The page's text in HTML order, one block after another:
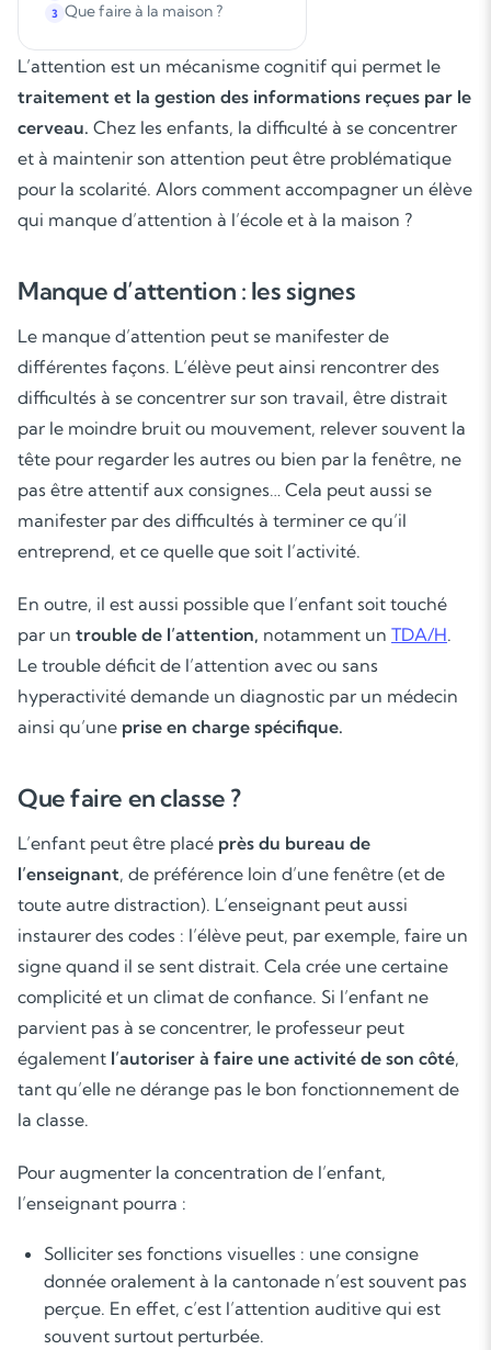
3 Que faire à la maison ?
L’attention est un mécanisme cognitif qui permet le
traitement et la gestion des informations reçues par le
cerveau. Chez les enfants, la difficulté à se concentrer
et à maintenir son attention peut être problématique
pour la scolarité. Alors comment accompagner un élève
qui manque d’attention à l’école et à la maison ?
Manque d’attention : les signes
Le manque d’attention peut se manifester de
différentes façons. L’élève peut ainsi rencontrer des
difficultés à se concentrer sur son travail, être distrait
par le moindre bruit ou mouvement, relever souvent la
tête pour regarder les autres ou bien par la fenêtre, ne
pas être attentif aux consignes… Cela peut aussi se
manifester par des difficultés à terminer ce qu’il
entreprend, et ce quelle que soit l’activité.
En outre, il est aussi possible que l’enfant soit touché
par un trouble de l’attention, notamment un TDA/H.
Le trouble déficit de l’attention avec ou sans
hyperactivité demande un diagnostic par un médecin
ainsi qu’une prise en charge spécifique.
Que faire en classe ?
L’enfant peut être placé près du bureau de
l’enseignant, de préférence loin d’une fenêtre (et de
toute autre distraction). L’enseignant peut aussi
instaurer des codes : l’élève peut, par exemple, faire un
signe quand il se sent distrait. Cela crée une certaine
complicité et un climat de confiance. Si l’enfant ne
parvient pas à se concentrer, le professeur peut
également l’autoriser à faire une activité de son côté,
tant qu’elle ne dérange pas le bon fonctionnement de
la classe.
Pour augmenter la concentration de l’enfant,
l’enseignant pourra :
Solliciter ses fonctions visuelles : une consigne
donnée oralement à la cantonade n’est souvent pas
perçue. En effet, c’est l’attention auditive qui est
souvent surtout perturbée.